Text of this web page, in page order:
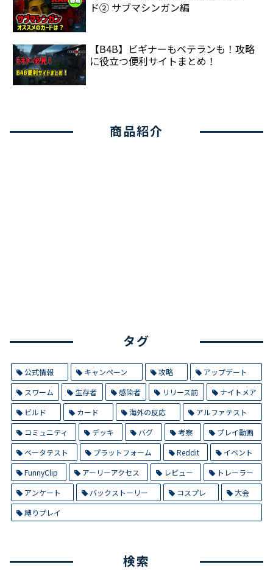
ド② サブマシンガン編
【B4B】ビギナーもベテランも！攻略
に役立つ便利サイトまとめ！
商品紹介
タグ
公式情報 キャンペーン 攻略
アップデート
スワーム
生存者 感染者 リリース前
ナイトメア
ビルド
カード 海外の反応
アルファテスト
コミュニティ
デッキ バグ 考察
プレイ動画
ベータテスト
プラットフォーム Reddit
イベント
FunnyClip
アーリーアクセス レビュー
トレーラー
アンケート
バックストーリー コスプレ
大会
縛りプレイ
検索